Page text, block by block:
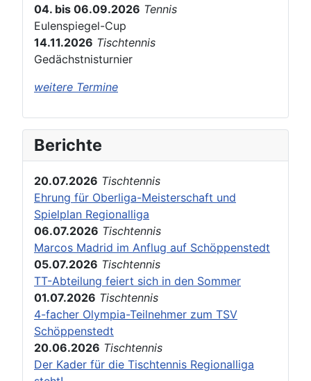
04. bis 06.09.2026 Tennis
Eulenspiegel-Cup
14.11.2026 Tischtennis
Gedächstnisturnier
weitere Termine
Berichte
20.07.2026 Tischtennis
Ehrung für Oberliga-Meisterschaft und
Spielplan Regionalliga
06.07.2026 Tischtennis
Marcos Madrid im Anflug auf Schöppenstedt
05.07.2026 Tischtennis
TT-Abteilung feiert sich in den Sommer
01.07.2026 Tischtennis
4-facher Olympia-Teilnehmer zum TSV
Schöppenstedt
20.06.2026 Tischtennis
Der Kader für die Tischtennis Regionalliga